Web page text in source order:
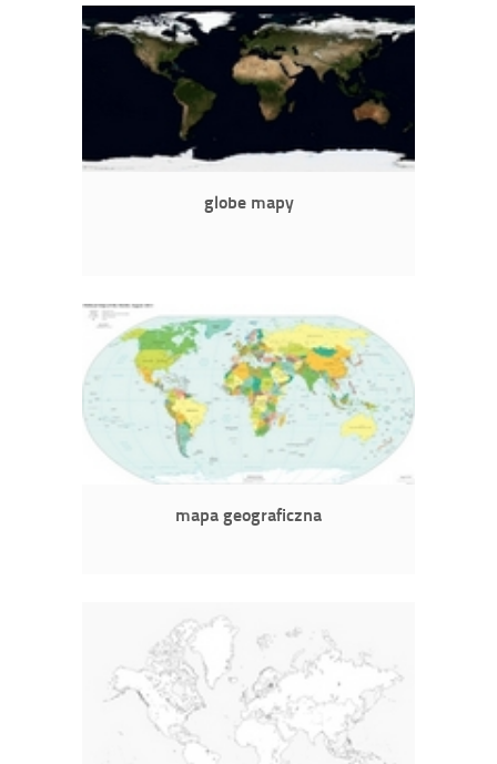
globe mapy
mapa geograficzna